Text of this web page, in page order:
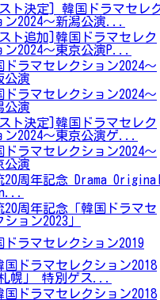
ト決定] 韓国ドラマセレ
ン2024～新潟公演...
ト追加]韓国ドラマセレク
ン2024～東京公演P...
ドラマセレクション2024～
公演
ドラマセレクション2024～
公演
ト決定]韓国ドラマセレク
ン2024～東京公演ゲ...
ドラマセレクション2024～
公演
20周年記念 Drama
20周年記念「韓国ドラマセ
ション2023」
ドラマセレクション2019
国ドラマセレクション2018
幌」 特別ゲス...
国ドラマセレクション2018